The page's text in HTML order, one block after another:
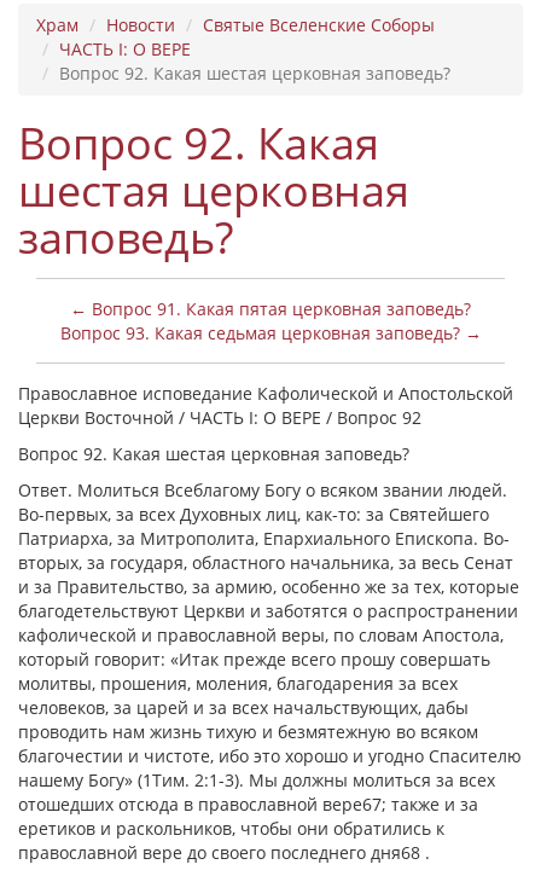
Храм Новости
Святые Вселенские Соборы
ЧАСТЬ I: О ВЕРЕ
Вопрос 92. Какая шестая церковная заповедь?
Вопрос 92. Какая
шестая церковная
заповедь?
← Вопрос 91. Какая пятая церковная заповедь?
Вопрос 93. Какая седьмая церковная заповедь? →
Православное исповедание Кафолической и Апостольской
Церкви Восточной / ЧАСТЬ I: О ВЕРЕ / Вопрос 92
Вопрос 92. Какая шестая церковная заповедь?
Ответ. Молиться Всеблагому Богу о всяком звании людей.
Во-первых, за всех Духовных лиц, как-то: за Святейшего
Патриарха, за Митрополита, Епархиального Епископа. Во-
вторых, за государя, областного начальника, за весь Сенат
и за Правительство, за армию, особенно же за тех, которые
благодетельствуют Церкви и заботятся о распространении
кафолической и православной веры, по словам Апостола,
который говорит: «Итак прежде всего прошу совершать
молитвы, прошения, моления, благодарения за всех
человеков, за царей и за всех начальствующих, дабы
проводить нам жизнь тихую и безмятежную во всяком
благочестии и чистоте, ибо это хорошо и угодно Спасителю
нашему Богу» (1Тим. 2:1-3). Мы должны молиться за всех
отошедших отсюда в православной вере67; также и за
еретиков и раскольников, чтобы они обратились к
православной вере до своего последнего дня68 .